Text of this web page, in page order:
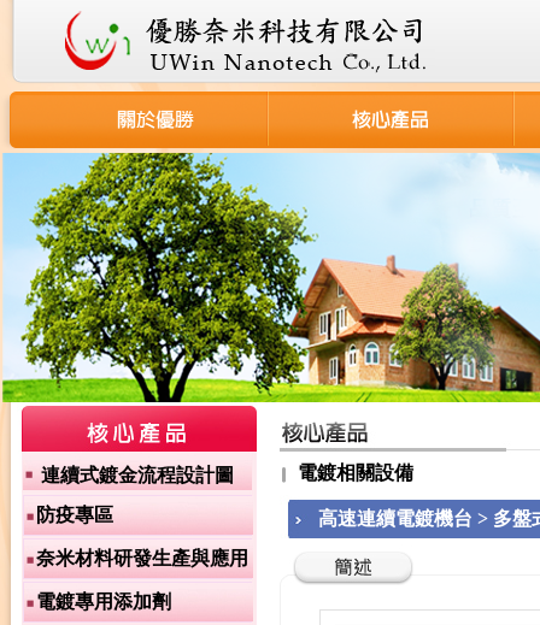
連續式鍍金流程設計圖
防疫專區
奈米材料研發生產與應用
電鍍專用添加劑
電鍍相關設備
高速連續電鍍機台 > 多盤